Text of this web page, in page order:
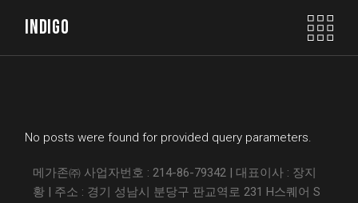
INDIGO
No posts were found for provided query parameters.
메가존㈜ 사업자번호 : 214-86-79342 | 대표이사 : 장지
황 | 주소 : 경기 성남시 분당구 판교역로 231 H스퀘어 S